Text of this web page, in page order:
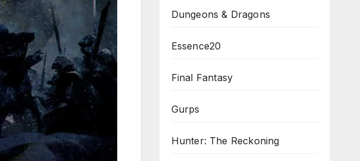
Dungeons & Dragons
Essence20
Final Fantasy
Gurps
Hunter: The Reckoning